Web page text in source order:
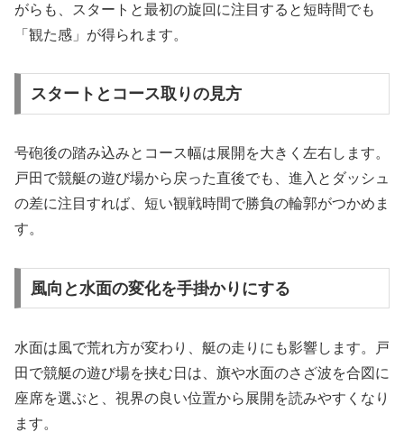
がらも、スタートと最初の旋回に注目すると短時間でも
「観た感」が得られます。
スタートとコース取りの見方
号砲後の踏み込みとコース幅は展開を大きく左右します。
戸田で競艇の遊び場から戻った直後でも、進入とダッシュ
の差に注目すれば、短い観戦時間で勝負の輪郭がつかめま
す。
風向と水面の変化を手掛かりにする
水面は風で荒れ方が変わり、艇の走りにも影響します。戸
田で競艇の遊び場を挟む日は、旗や水面のさざ波を合図に
座席を選ぶと、視界の良い位置から展開を読みやすくなり
ます。